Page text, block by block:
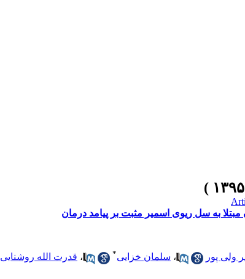
مبتلا به سل ریوی اسمیر مثبت بر پیامد درمان
ولی پور ، سلمان خزایی* ، قدرت الله روشنایی